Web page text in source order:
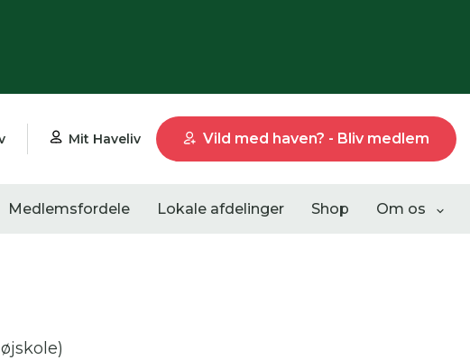
Mit Haveliv Vild med haven? - Bliv medlem
Medlemsfordele Lokale afdelinger Shop Om os